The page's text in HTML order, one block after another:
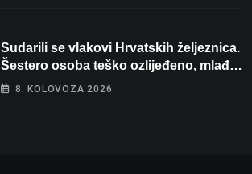
Sudarili se vlakovi Hrvatskih željeznica.
Šestero osoba teško ozlijeđeno, mlađa
žena na intenzivnoj
8. KOLOVOZA 2026.